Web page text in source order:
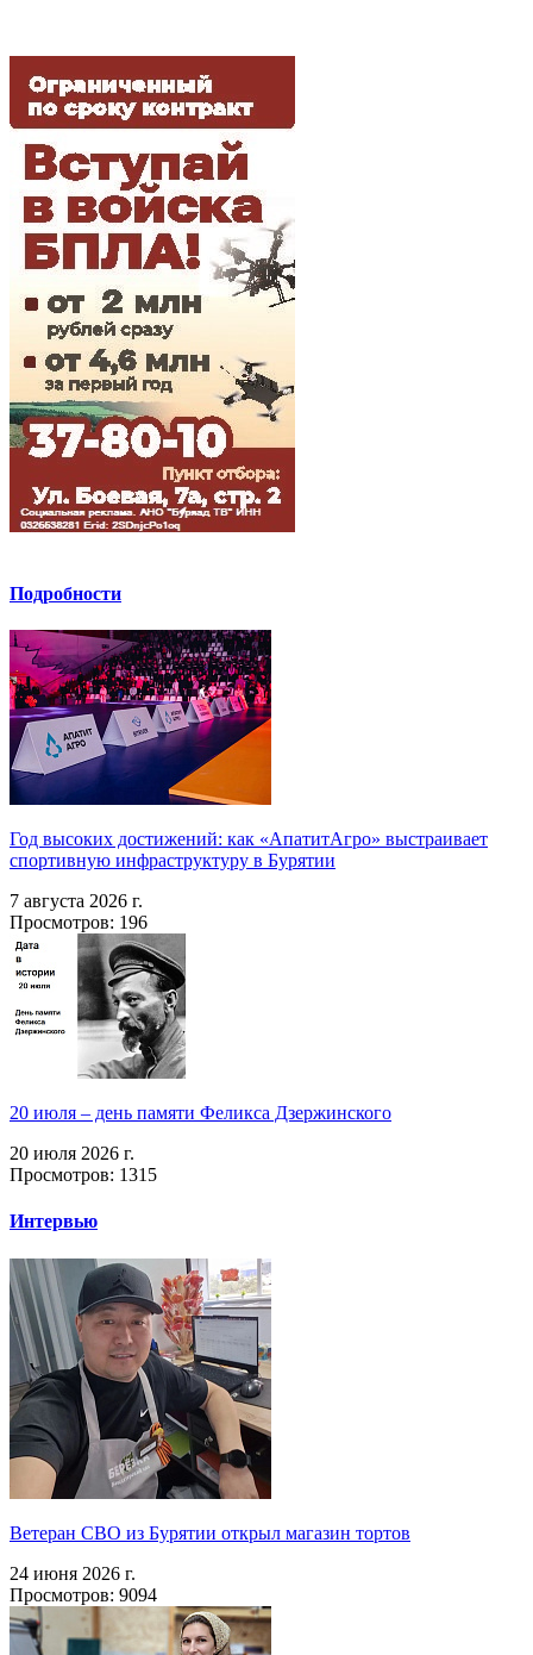
Подробности
Год высоких достижений: как «АпатитАгро» выстраивает
спортивную инфраструктуру в Бурятии
7 августа 2026 г.
Просмотров: 196
20 июля – день памяти Феликса Дзержинского
20 июля 2026 г.
Просмотров: 1315
Интервью
Ветеран СВО из Бурятии открыл магазин тортов
24 июня 2026 г.
Просмотров: 9094